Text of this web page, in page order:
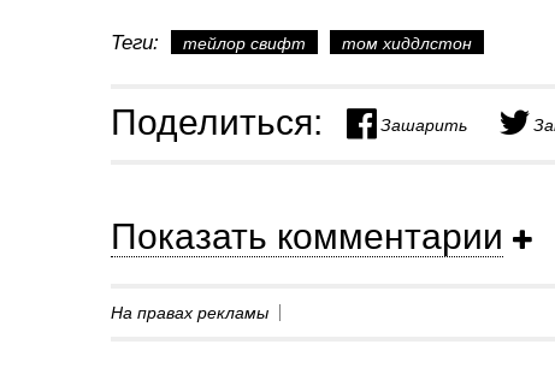
Теги: тейлор свифт том хиддлстон
Поделиться: Зашарить
Показать комментарии
На правах рекламы